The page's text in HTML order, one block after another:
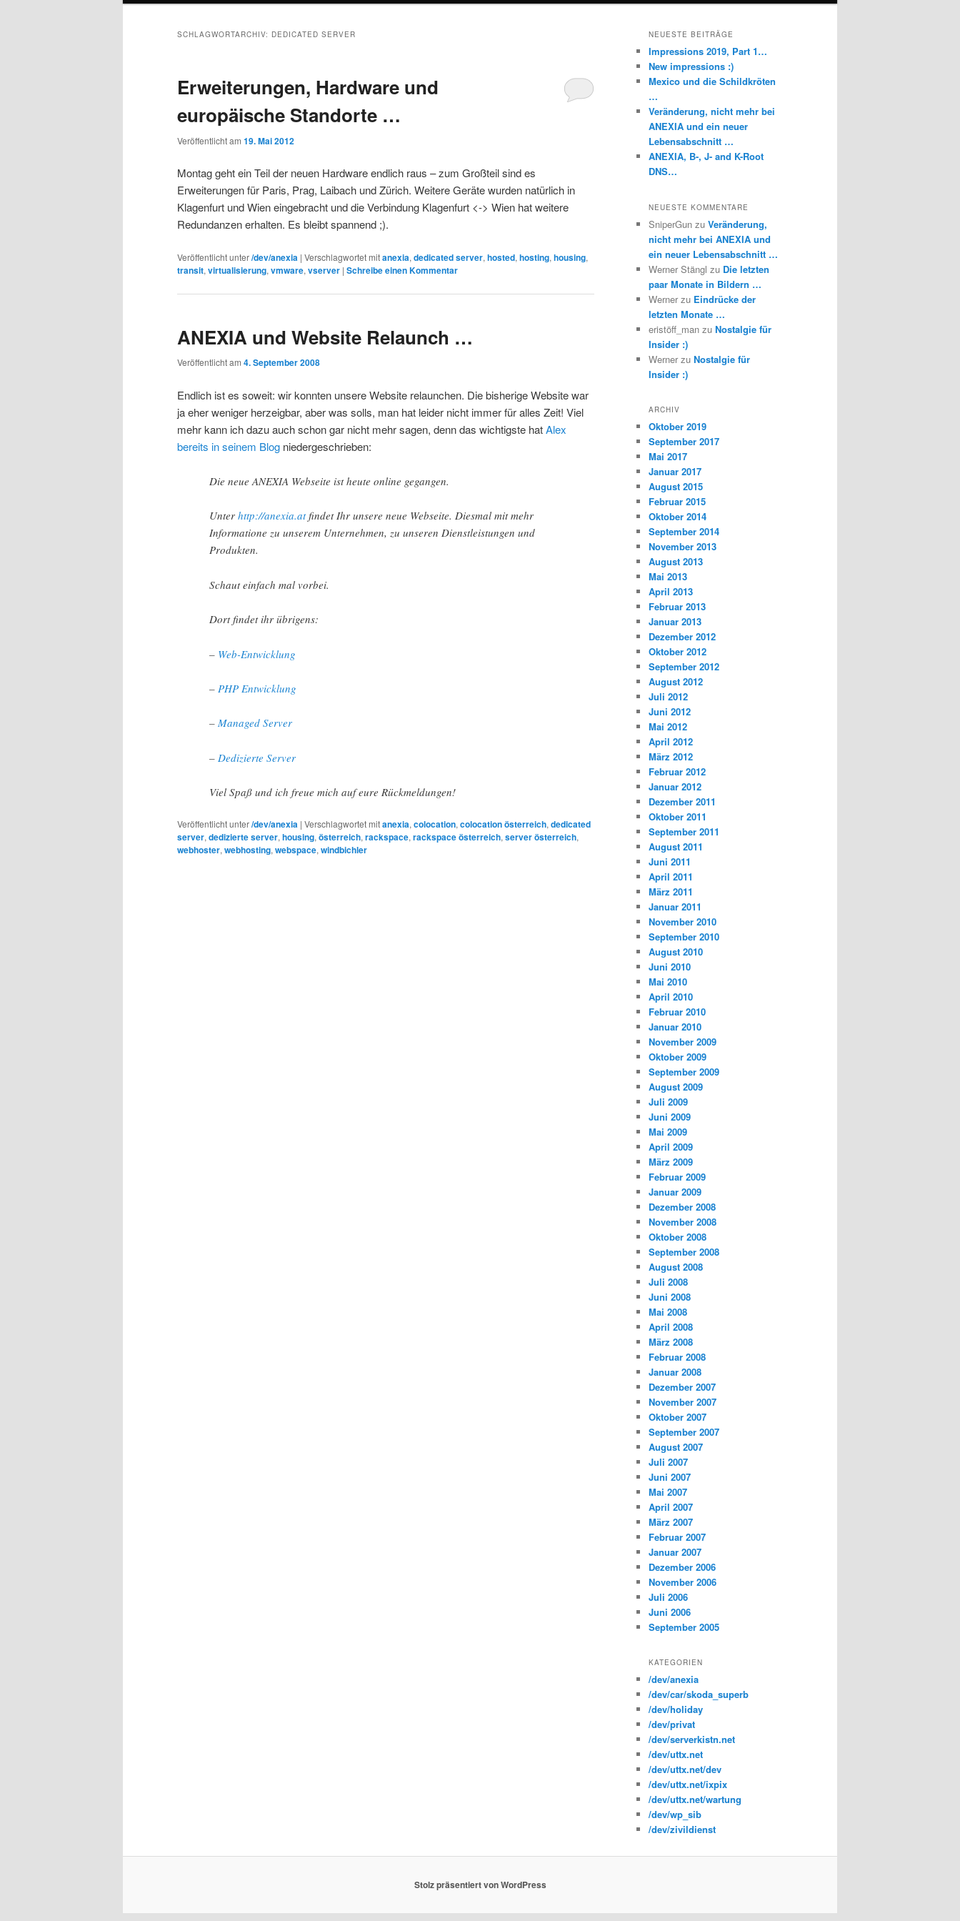
SCHLAGWORTARCHIV: DEDICATED SERVER
Erweiterungen, Hardware und
europäische Standorte …
Veröffentlicht am 19. Mai 2012
Montag geht ein Teil der neuen Hardware endlich raus – zum Großteil sind es
Erweiterungen für Paris, Prag, Laibach und Zürich. Weitere Geräte wurden natürlich in
Klagenfurt und Wien eingebracht und die Verbindung Klagenfurt <-> Wien hat weitere
Redundanzen erhalten. Es bleibt spannend ;).
Veröffentlicht unter/dev/anexia | Verschlagwortet mitanexia, dedicated server, hosted, hosting, housing,
transit, virtualisierung, vmware, vserver | Schreibe einen Kommentar
ANEXIA und Website Relaunch …
Veröffentlicht am 4. September 2008
Endlich ist es soweit: wir konnten unsere Website relaunchen. Die bisherige Website war
ja eher weniger herzeigbar, aber was solls, man hat leider nicht immer für alles Zeit! Viel
mehr kann ich dazu auch schon gar nicht mehr sagen, denn das wichtigste hatAlex
bereits in seinem Blog niedergeschrieben:
Die neue ANEXIA Webseite ist heute online gegangen.
Unter http://anexia.atfindet Ihr unsere neue Webseite. Diesmal mit mehr
Informatione zu unserem Unternehmen, zu unseren Dienstleistungen und
Produkten.
Schaut einfach mal vorbei.
Dort findet ihr übrigens:
– Web-Entwicklung
– PHP Entwicklung
– Managed Server
– Dedizierte Server
Viel Spaß und ich freue mich auf eure Rückmeldungen!
Veröffentlicht unter/dev/anexia | Verschlagwortet mitanexia,colocation,colocation österreich,dedicated
server,dedizierte server,housing,österreich,rackspace,rackspace österreich,server österreich,
webhoster,webhosting,webspace,windbichler
NEUESTE BEITRÄGE
Impressions 2019, Part 1…
New impressions :)
Mexico und die Schildkröten
…
Veränderung, nicht mehr bei
ANEXIA und ein neuer
Lebensabschnitt …
ANEXIA, B-, J- and K-Root
DNS…
NEUESTE KOMMENTARE
SniperGun zu Veränderung,
nicht mehr bei ANEXIA und
ein neuer Lebensabschnitt …
Werner Stängl zu Die letzten
paar Monate in Bildern …
Werner zu Eindrücke der
letzten Monate …
eristöff_man zu Nostalgie für
Insider :)
Werner zu Nostalgie für
Insider :)
ARCHIV
Oktober 2019
September 2017
Mai 2017
Januar 2017
August 2015
Februar 2015
Oktober 2014
September 2014
November 2013
August 2013
Mai 2013
April 2013
Februar 2013
Januar 2013
Dezember 2012
Oktober 2012
September 2012
August 2012
Juli 2012
Juni 2012
Mai 2012
April 2012
März 2012
Februar 2012
Januar 2012
Dezember 2011
Oktober 2011
September 2011
August 2011
Juni 2011
April 2011
März 2011
Januar 2011
November 2010
September 2010
August 2010
Juni 2010
Mai 2010
April 2010
Februar 2010
Januar 2010
November 2009
Oktober 2009
September 2009
August 2009
Juli 2009
Juni 2009
Mai 2009
April 2009
März 2009
Februar 2009
Januar 2009
Dezember 2008
November 2008
Oktober 2008
September 2008
August 2008
Juli 2008
Juni 2008
Mai 2008
April 2008
März 2008
Februar 2008
Januar 2008
Dezember 2007
November 2007
Oktober 2007
September 2007
August 2007
Juli 2007
Juni 2007
Mai 2007
April 2007
März 2007
Februar 2007
Januar 2007
Dezember 2006
November 2006
Juli 2006
Juni 2006
September 2005
KATEGORIEN
/dev/anexia
/dev/car/skoda_superb
/dev/holiday
/dev/privat
/dev/serverkistn.net
/dev/uttx.net
/dev/uttx.net/dev
/dev/uttx.net/ixpix
/dev/uttx.net/wartung
/dev/wp_sib
/dev/zivildienst
Stolz präsentiert von WordPress